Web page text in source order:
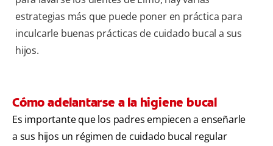
estrategias más que puede poner en práctica para
inculcarle buenas prácticas de cuidado bucal a sus
hijos.
Cómo adelantarse a la higiene bucal
Es importante que los padres empiecen a enseñarle
a sus hijos un régimen de cuidado bucal regular